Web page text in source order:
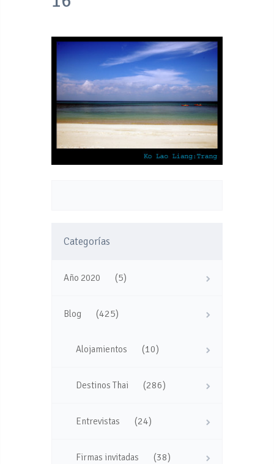
Categorías
Año 2020 (5)
Blog (425)
Alojamientos (10)
Destinos Thai (286)
Entrevistas (24)
Firmas invitadas (38)